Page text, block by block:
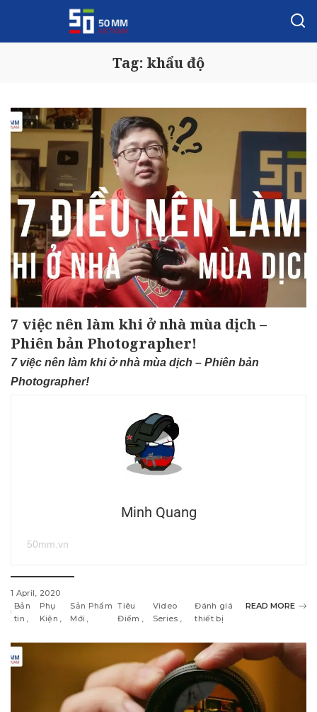
Tag: khẩu độ
7 việc nên làm khi ở nhà mùa dịch –
Phiên bản Photographer!
7 việc nên làm khi ở nhà mùa dịch – Phiên bản
Photographer!
Minh Quang
50mm.vn
1 April, 2020
Bản
tin
Phụ
Kiện
Sản Phẩm
Mới
Tiêu
Điểm
Video
Series
Đánh giá
thiết bị
READ MORE